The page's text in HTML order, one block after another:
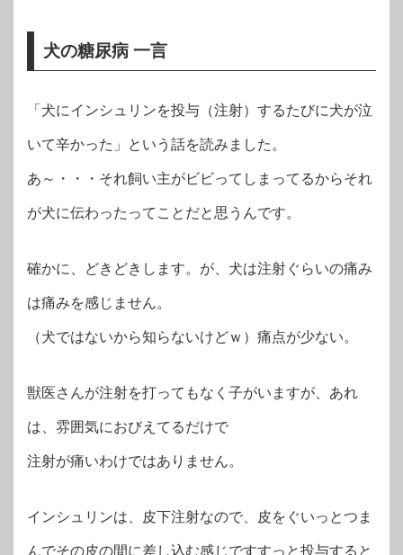
犬の糖尿病 一言
「犬にインシュリンを投与（注射）するたびに犬が泣
いて辛かった」という話を読みました。
あ～・・・それ飼い主がビビってしまってるからそれ
が犬に伝わったってことだと思うんです。
確かに、どきどきします。が、犬は注射ぐらいの痛み
は痛みを感じません。
（犬ではないから知らないけどｗ）痛点が少ない。
獣医さんが注射を打ってもなく子がいますが、あれ
は、雰囲気におびえてるだけで
注射が痛いわけではありません。
インシュリンは、皮下注射なので、皮をぐいっとつま
んでその皮の間に差し込む感じですすっと投与すると